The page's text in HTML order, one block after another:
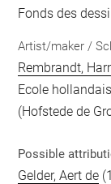
Fonds des
Artist/maker /
Rembrandt,
Ecole
(Hofstede de
Possible
Gelder, Aert de